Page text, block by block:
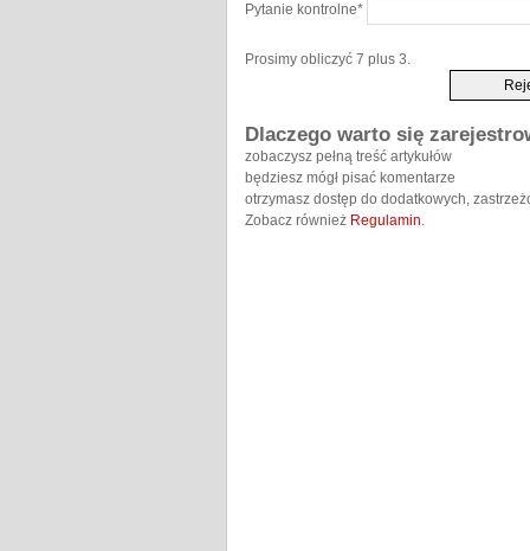
Pytanie kontrolne*
Prosimy obliczyć 7 plus 3.
Dlaczego warto się
zobaczysz pełną treść artykułów
będziesz mógł pisać komentarze
otrzymasz dostęp do dodatkowych,
Zobacz również Regulamin.